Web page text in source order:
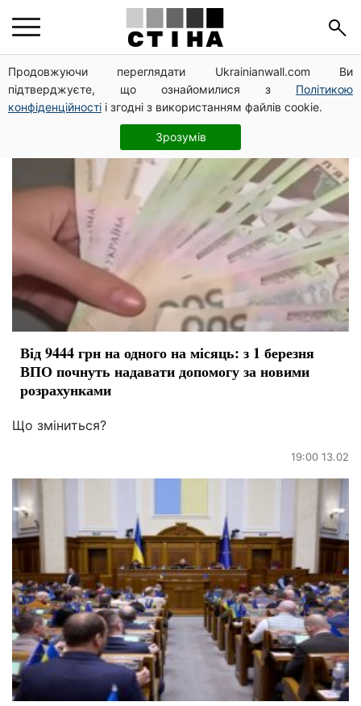
Продовжуючи переглядати Ukrainianwall.com Ви
підтверджуєте, що ознайомилися з Політикою
конфіденційності і згодні з використанням файлів cookie.
Зрозумів
ВПО
Від 9444 грн на одного на місяць: з 1 березня
ВПО почнуть надавати допомогу за новими
розрахунками
Що зміниться?
19:00 13.02